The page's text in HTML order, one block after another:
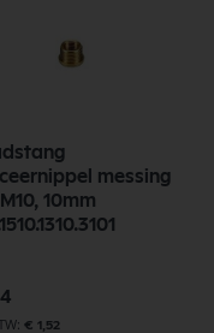
messing
10mm
€ 1,52